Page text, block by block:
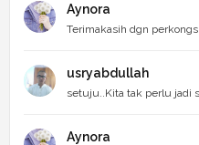
Aynora
Terimakasih dgn
usryabdullah
setuju..Kita tak perlu jadi
Aynora